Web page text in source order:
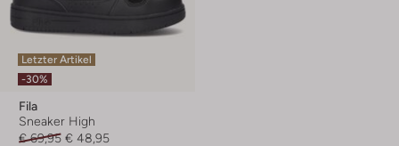
Letzter Artikel
-30%
Fila
Sneaker High
€ 69,95 € 48,95